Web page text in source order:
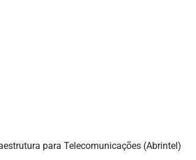
para Telecomunicações (Abrintel)